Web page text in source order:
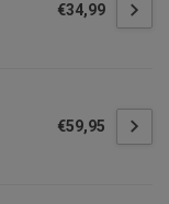
€34,99
€59,95